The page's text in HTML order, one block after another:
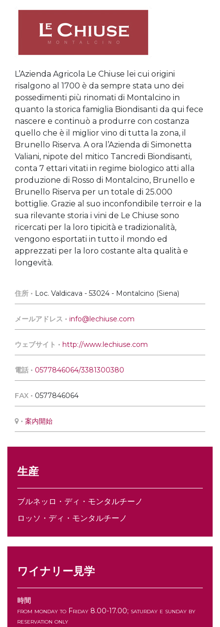
生産
ブルネッロ・ディ・モンタルチーノ
ロッソ・ディ・モンタルチーノ
ワイナリー見学
時間
from monday to Friday 8.00-17.00; saturday e sunday by
reservation only
L’Azienda Agricola Le Chiuse lei cui origini
risalgono al 1700 è da sempre stata uno dei
possedimenti più rinomati di Montalcino in
quanto la storica famiglia Biondisanti da qui fece
nascere e continuò a produrre con costanza
quello che è il miglior vino di tutta la zona, il
Brunello Riserva. A ora l’Azienda di Simonetta
Valiani, nipote del mitico Tancredi Biondisanti,
conta 7 ettari vitati in regime biologico atti alla
produzione di Rosso di Montalcino, Brunello e
Brunello Riserva per un totale di 25.000
bottiglie. Grazie al suo inconfondibile terroir e la
sua rilevante storia i vini de Le Chiuse sono
ricercati per la loro tipicità e tradizionalità,
vengono esportati in tutto il mondo ed
apprezzati per la loro costante alta qualità e
longevità.
住所 • Loc. Valdicava - 53024 - Montalcino (Siena)
メールアドレス • info@lechiuse.com
ウェブサイト • http://www.lechiuse.com
電話 • 0577846064/3381300380
FAX • 0577846064
• 案内開始